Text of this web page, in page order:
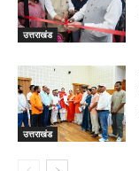
उत्तराखंड
उत्तराखंड